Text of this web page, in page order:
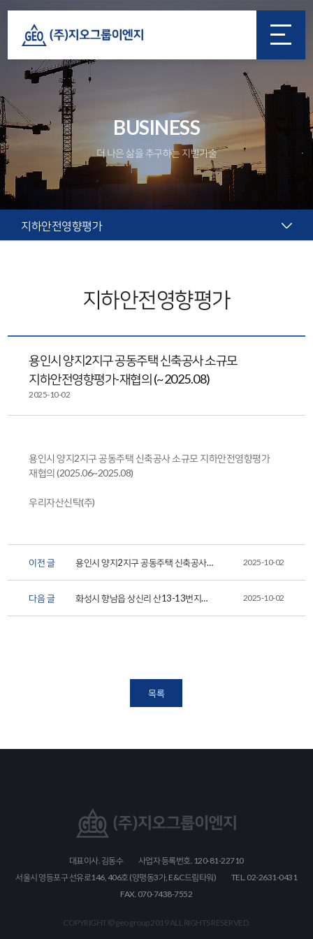
BUSINESS
더 나은 삶을 추구하는 지반기술
지하안전영향평가
지하안전영향평가
용인시 양지2지구 공동주택 신축공사 소규모
지하안전영향평가-재협의 (~2025.08)
2025-10-02
용인시 양지2지구 공동주택 신축공사 소규모 지하안전영향평가
재협의 (2025.06~2025.08)
우리자산신탁(주)
이전 글
용인시 양지2지구 공동주택 신축공사
소규모 지하안전영향...
2025-10-02
다음 글
화성시 향남읍 상신리 산13-13번지
일대 상신3지구 공동주택
2025-10-02
목록
대표이사. 김동수
사업자 등록번호. 120-81-22710
서울시 영등포구 선유로146, 406호 (양평동3가, E&C드림타워)
TEL. 02-2631-0431
FAX. 070-7438-7552
COPYRIGHT © geo group 2019 ALL RIGHTS RESERVED.